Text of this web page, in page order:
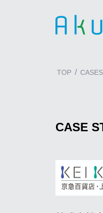
TOP /
CASE